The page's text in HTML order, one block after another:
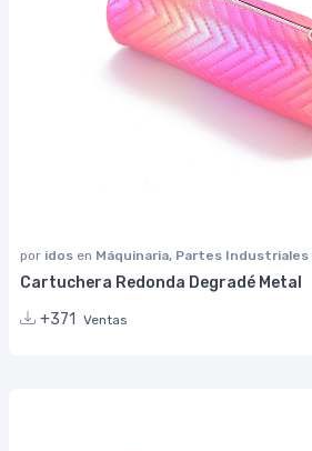
por idos en Máquinaria, Partes
Cartuchera Redonda Degradé Metal
+371
Ventas